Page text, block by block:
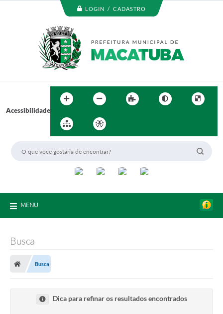
LOGIN / CADASTRO
Acessibilidade
MENU
Busca
Busca
Dica para refinar os resultados encontrados